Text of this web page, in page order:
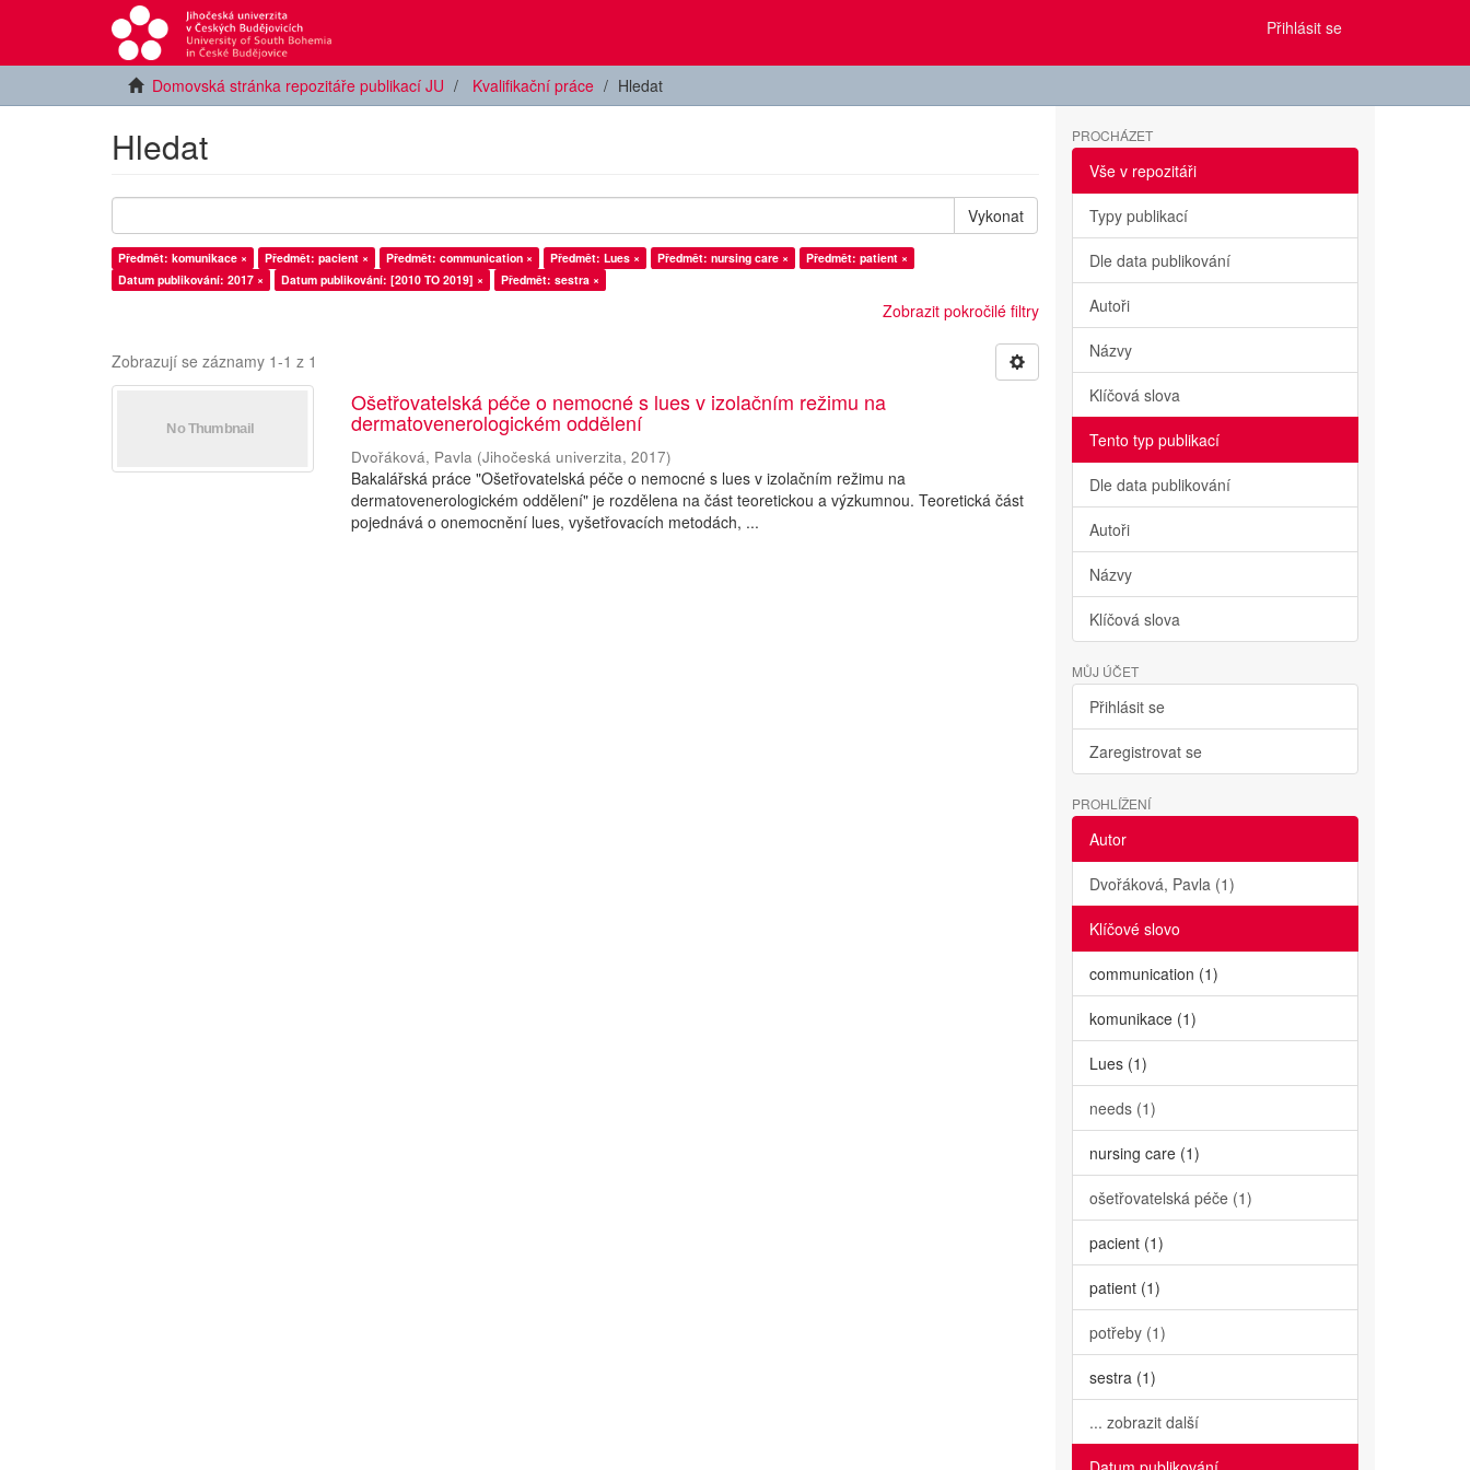
Přihlásit se
Domovská stránka repozitáře publikací JU Kvalifikační práce Hledat
Hledat
Vykonat
Předmět: komunikace × Předmět: pacient × Předmět: communication × Předmět: Lues × Předmět: nursing care ×
Předmět: patient ×
Datum publikování: 2017 ×
Datum publikování: [2010 TO 2019] × Předmět: sestra ×
Zobrazit pokročilé filtry
Zobrazují se záznamy 1-1 z 1
Ošetřovatelská péče o nemocné s lues v izolačním režimu na
dermatovenerologickém oddělení
Dvořáková, Pavla (Jihočeská univerzita,2017)
Bakalářská práce "Ošetřovatelská péče o nemocné s lues v izolačním režimu na
dermatovenerologickém oddělení" je rozdělena na část teoretickou a výzkumnou. Teoretická část
pojednává o onemocnění lues, vyšetřovacích metodách, ...
PROCHÁZET
Vše v repozitáři
Typy publikací
Dle data publikování
Autoři
Názvy
Klíčová slova
Tento typ publikací
Dle data publikování
Autoři
Názvy
Klíčová slova
MŮJ ÚČET
Přihlásit se
Zaregistrovat se
PROHLÍŽENÍ
Autor
Dvořáková, Pavla (1)
Klíčové slovo
communication (1)
komunikace (1)
Lues (1)
needs (1)
nursing care (1)
ošetřovatelská péče (1)
pacient (1)
patient (1)
potřeby (1)
sestra (1)
... zobrazit další